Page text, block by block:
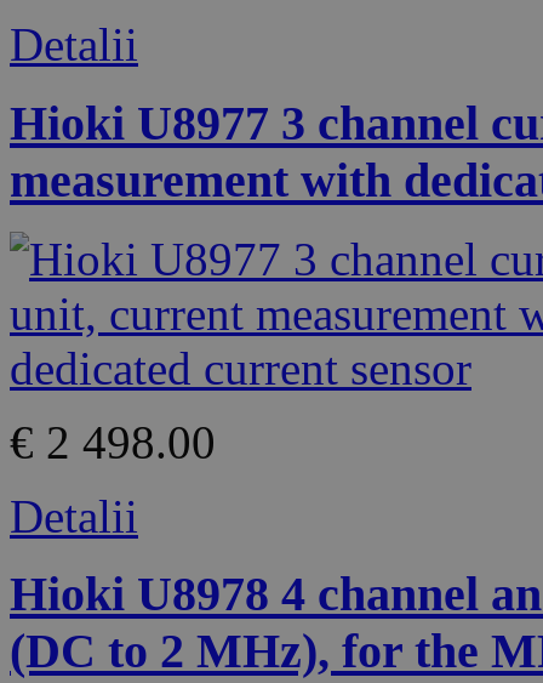
Detalii
Hioki U8977 3 channel
measurement with
€ 2 498.00
Detalii
Hioki U8978 4 channel
(DC to 2 MHz), for the